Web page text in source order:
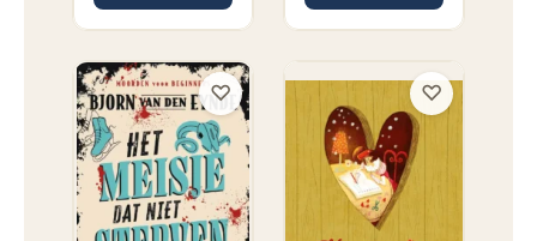
♡ ♡